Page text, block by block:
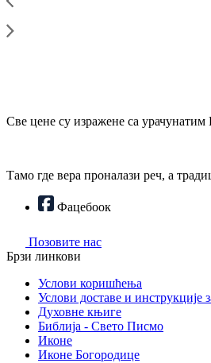
Све цене су изражене са
Тамо где вера проналази реч, а
Фацебоок
Позовите нас
Брзи линкови
Услови коришћења
Услови доставе и инструкције
Духовне књиге
Библија - Свето Писмо
Иконе
Иконе Богородице